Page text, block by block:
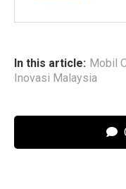
In this article: Mobil
Inovasi Malaysia